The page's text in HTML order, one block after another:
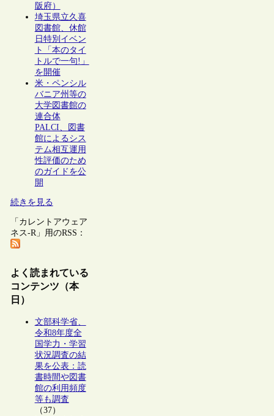
阪府）
埼玉県立久喜
図書館、休館
日特別イベン
ト「本のタイ
トルで一句!」
を開催
米・ペンシル
バニア州等の
大学図書館の
連合体
PALCI、図書
館によるシス
テム相互運用
性評価のため
のガイドを公
開
続きを見る
「カレントアウェア
ネス-R」用のRSS：
よく読まれている
コンテンツ（本
日）
文部科学省、
令和8年度全
国学力・学習
状況調査の結
果を公表：読
書時間や図書
館の利用頻度
等も調査
（37）